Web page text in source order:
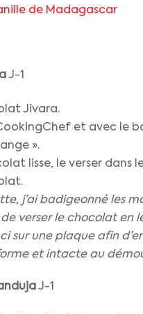
de Madagascar
J-1
Jivara.
et avec le
».
lisse, le verser dans
j’ai badigeonné les
verser le chocolat en
sur une plaque afin
et intacte au
J-1